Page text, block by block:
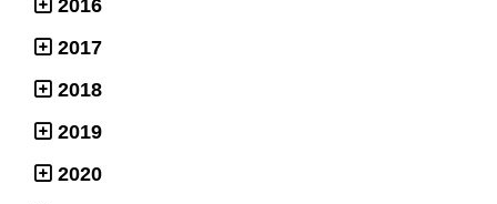
2016
2017
2018
2019
2020